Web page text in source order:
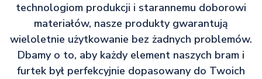
technologiom produkcji i starannemu doborowi
materiałów, nasze produkty gwarantują
wieloletnie użytkowanie bez żadnych problemów.
Dbamy o to, aby każdy element naszych bram i
furtek był perfekcyjnie dopasowany do Twoich